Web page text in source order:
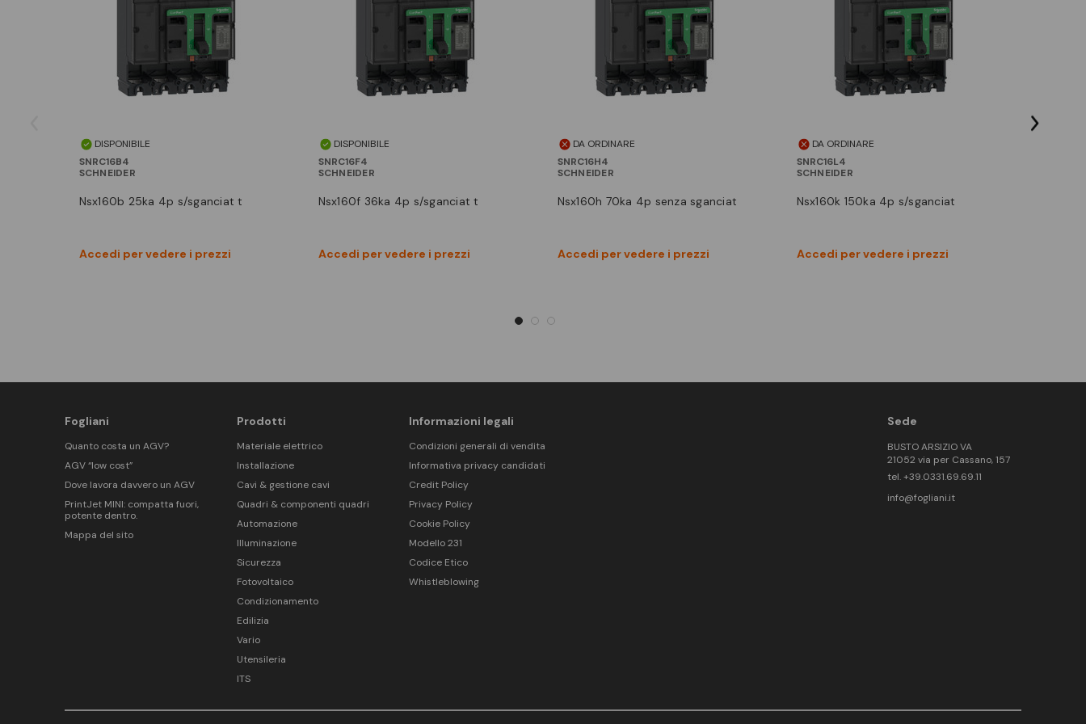
DISPONIBILE
SNRC16B4
SCHNEIDER
nsx160b 25ka 4p s/sganciat t
Accedi per vedere i prezzi
Confronta
DISPONIBILE
SNRC16F4
SCHNEIDER
nsx160f 36ka 4p s/sganciat t
Accedi per vedere i prezzi
Confronta
DA ORDINARE
SNRC16H4
SCHNEIDER
nsx160h 70ka 4p senza sganciat
Accedi per vedere i prezzi
Confronta
DA ORDINARE
SNRC16L4
SCHNEIDER
nsx160k 150ka 4p s/sganciat
Accedi per vedere i prezzi
Confronta
Fogliani
Quanto costa un AGV?
AGV “low cost”
Dove lavora davvero un AGV
PrintJet MINI: compatta fuori,
potente dentro.
Mappa del sito
Prodotti
Materiale elettrico
Installazione
Cavi & gestione cavi
Quadri & componenti quadri
Automazione
Illuminazione
Sicurezza
Fotovoltaico
Condizionamento
Edilizia
Vario
Utensileria
ITS
Informazioni legali
Condizioni generali di vendita
Informativa privacy candidati
Credit Policy
Privacy Policy
Cookie Policy
Modello 231
Codice Etico
Whistleblowing
Sede
BUSTO ARSIZIO VA
21052 via per Cassano, 157
tel. +39.0331.69.69.11
info@fogliani.it